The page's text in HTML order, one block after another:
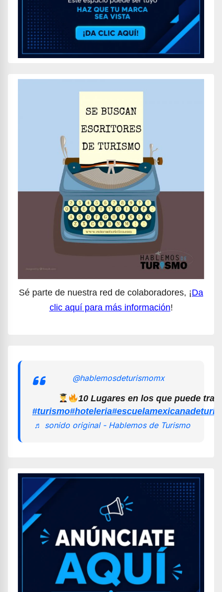
Sé parte de nuestra red de colaboradores, ¡Da
clic aquí para más información!
@hablemosdeturismomx
10 Lugares en los que puede
#turismo#hoteleria
♬ sonido original - Hablemos de Turismo